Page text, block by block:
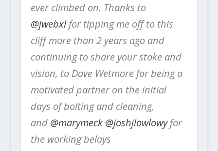
ever climbed on. Thanks to
@jwebxlfor tipping me off to this
cliff more than 2 years ago and
continuing to share your stoke and
vision, to Dave Wetmore for being a
motivated partner on the initial
days of bolting and cleaning,
and @marymeck @joshjlowlowyfor
the working belays